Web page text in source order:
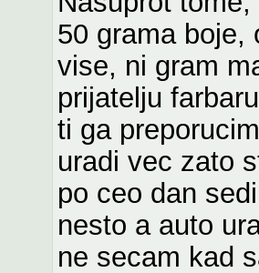
50 grama boje,
vise, ni gram
prijatelju
ti ga
uradi vec zato
po ceo dan
nesto a auto
ne secam kad